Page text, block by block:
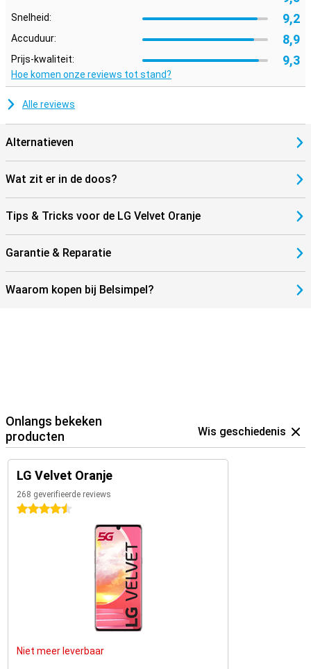
Snelheid: 9,2
Accuduur: 8,9
Prijs-kwaliteit: 9,3
Hoe komen onze reviews tot stand?
Alle reviews
Alternatieven
Wat zit er in de doos?
Tips & Tricks voor de LG Velvet Oranje
Garantie & Reparatie
Waarom kopen bij Belsimpel?
Onlangs bekeken
producten
Wis geschiedenis
LG Velvet Oranje
268 geverifieerde reviews
4.5 sterren
Niet meer leverbaar